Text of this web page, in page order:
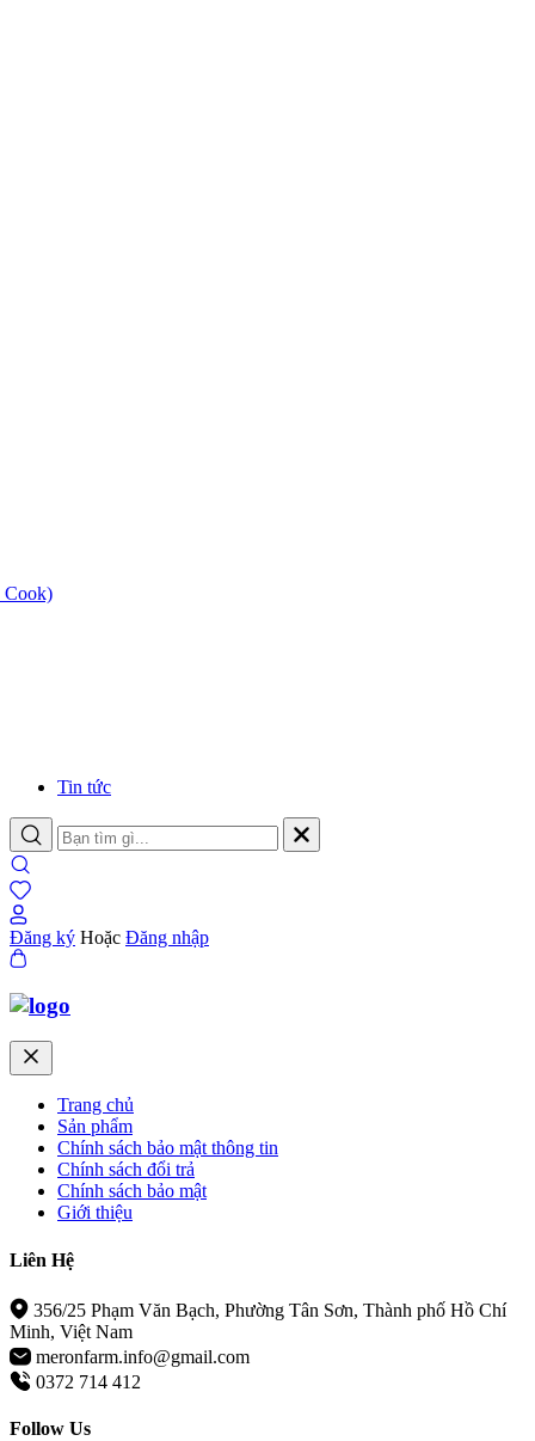
Tin tức
Đăng ký Hoặc Đăng nhập
Trang chủ
Sản phẩm
Chính sách bảo mật thông tin
Chính sách đổi trả
Chính sách bảo mật
Giới thiệu
Liên Hệ
356/25 Phạm Văn Bạch, Phường Tân Sơn, Thành phố Hồ Chí
Minh, Việt Nam
meronfarm.info@gmail.com
0372 714 412
Follow Us